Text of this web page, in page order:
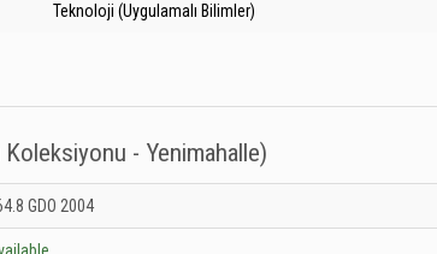
Teknoloji (Uygulamalı Bilimler)
Koleksiyonu - Yenimahalle)
- Yenimahalle): Unknown
GDO 2004